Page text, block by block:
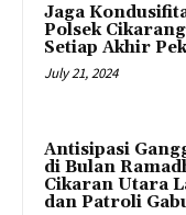
Jaga
Polsek
Setiap Akhir
July 21, 2024
Antisipasi
di Bulan
Cikaran Utara
dan Patroli